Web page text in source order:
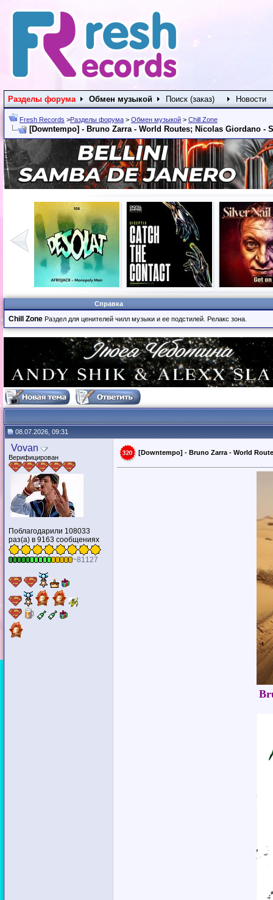
Разделы форума Обмен музыкой Поиск (заказ) Новости
Fresh Records >Разделы форума > Обмен музыкой > Chill Zone
[Downtempo] - Bruno Zarra - World Routes; Nicolas Giordano -
Справка
Chill Zone Раздел для ценителей чилл музыки и ее подстилей. Релакс зона.
08.07.2026, 09:31
Vovan
Верифицирован
Поблагодарили 108033
раз(а) в 9163 сообщениях
~81127
[Downtempo] - Bruno Zarra - World